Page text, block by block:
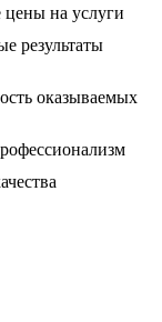
на услуги
результаты
оказываемых